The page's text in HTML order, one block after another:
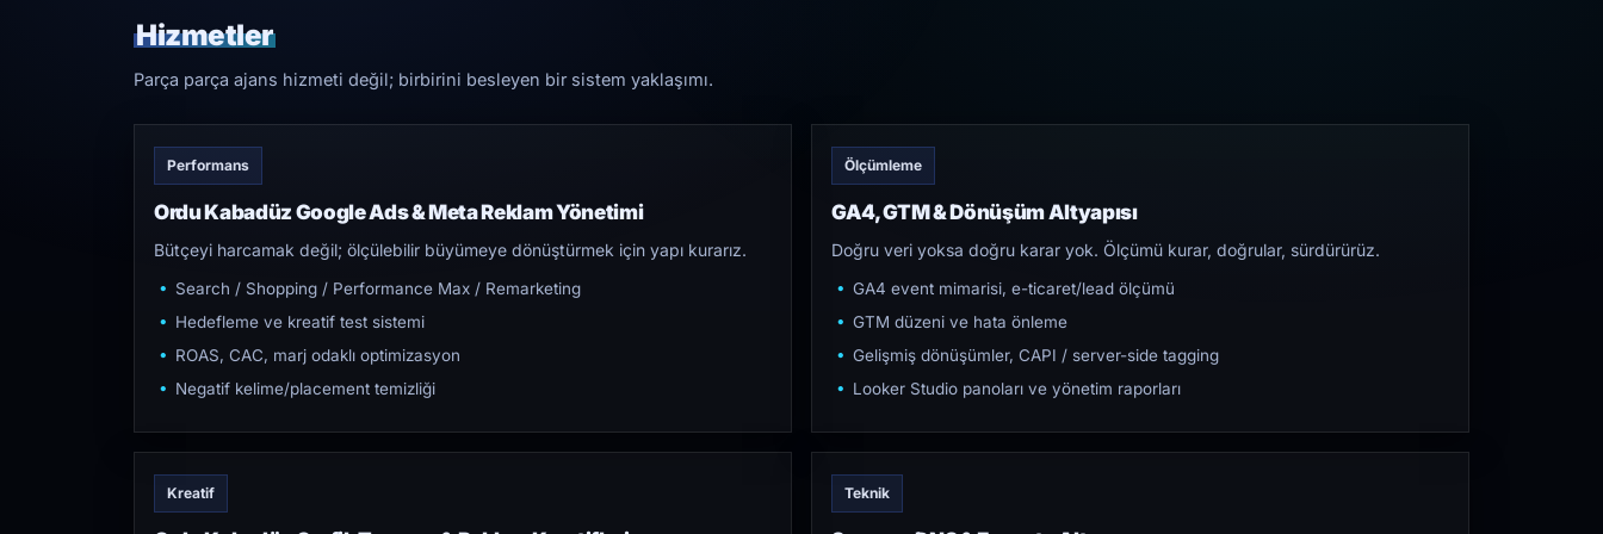
Hizmetler
Parça parça ajans hizmeti değil; birbirini besleyen bir sistem yaklaşımı.
Performans
Ordu Kabadüz Google Ads & Meta Reklam Yönetimi
Bütçeyi harcamak değil; ölçülebilir büyümeye dönüştürmek için yapı kurarız.
Search / Shopping / Performance Max / Remarketing
Hedefleme ve kreatif test sistemi
ROAS, CAC, marj odaklı optimizasyon
Negatif kelime/placement temizliği
Ölçümleme
GA4, GTM & Dönüşüm Altyapısı
Doğru veri yoksa doğru karar yok. Ölçümü kurar, doğrular, sürdürürüz.
GA4 event mimarisi, e-ticaret/lead ölçümü
GTM düzeni ve hata önleme
Gelişmiş dönüşümler, CAPI / server-side tagging
Looker Studio panoları ve yönetim raporları
Kreatif Teknik